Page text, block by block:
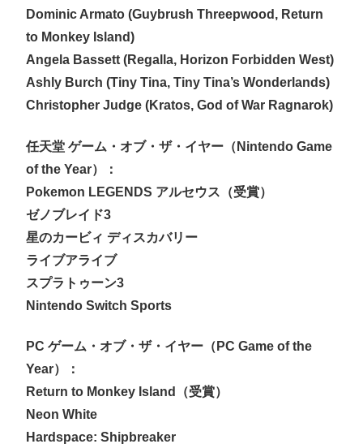
Dominic Armato (Guybrush Threepwood, Return
to Monkey Island)
Angela Bassett (Regalla, Horizon Forbidden West)
Ashly Burch (Tiny Tina, Tiny Tina’s Wonderlands)
Christopher Judge (Kratos, God of War Ragnarok)
任天堂 ゲーム・オブ・ザ・イヤー（Nintendo Game
of the Year）：
Pokemon LEGENDS アルセウス（受賞）
ゼノブレイド3
星のカービィ ディスカバリー
ライブアライブ
スプラトゥーン3
Nintendo Switch Sports
PC ゲーム・オブ・ザ・イヤー（PC Game of the
Year）：
Return to Monkey Island（受賞）
Neon White
Hardspace: Shipbreaker